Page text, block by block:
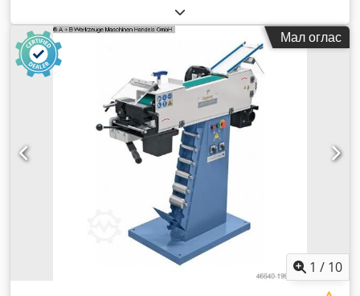
Мал оглас
1 / 10